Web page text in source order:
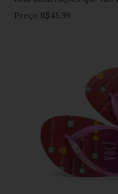
Preço R$45,99